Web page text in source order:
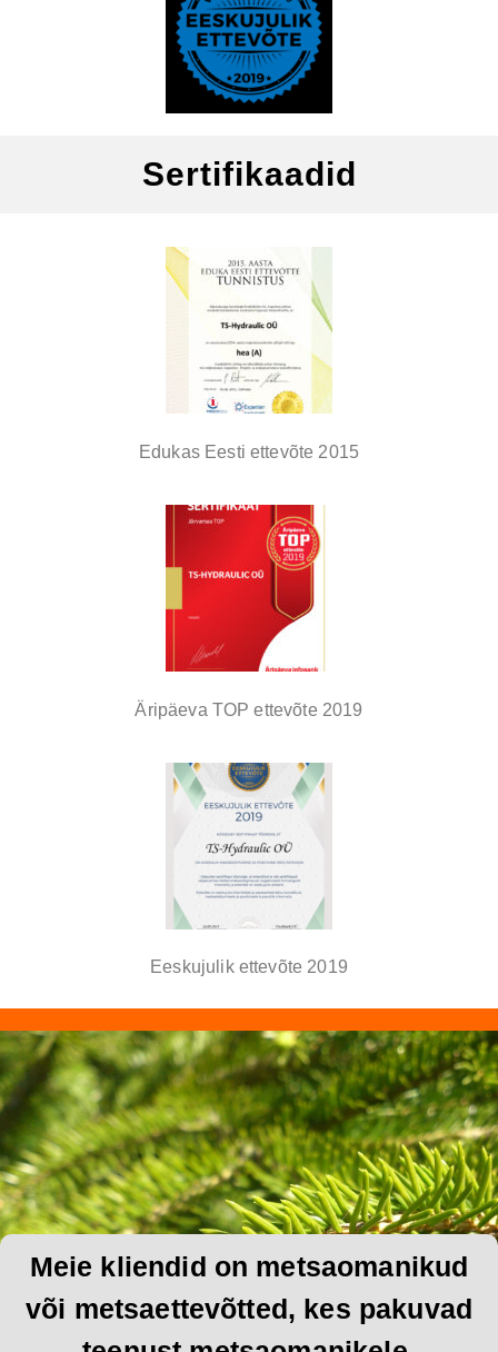
Sertifikaadid
Edukas Eesti ettevõte 2015
Äripäeva TOP ettevõte 2019
Eeskujulik ettevõte 2019
Meie kliendid on metsaomanikud
või metsaettevõtted, kes pakuvad